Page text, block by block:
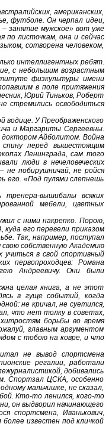
американских,
футболе. Он черпал идеи,
занятие мужское» вот уже
по листочкам, она и сейчас
сотворена человеком,
интеллигентных ребят.
с небольшим возрастным
физкультуры имени
в поле притяжения
Юрий Тиньков, Роберт
стремились освободиться
водице. У Преображенского
и Маргариты Сергеевны.
доктором Айболитом. Война
спину перед вышестоящим
Ленинграда, сам того
люди в нечеловеческих
не побирушничай, не ройся
его. «Под пулями слепнешь
вышибалы всяких
мебели, цветных
с ними накрепко. Порою,
куда его перевели приказом
Так, например, поступал
свою собственную Академию
в свой спортивный
первопроходцев: Романа
Андреевичу. Они были
целая книга, а не этот
в гуще событий, когда
не кричал, не суетился,
что нет толку в советах,
борьбы во время
главным аргументом
с тобою на ковре, и что
не вывод спортсмена
регалии, работали
добивались
Спортзал ЦСКА, особенно
мальчишке, не сказал,
Кто-то ленился, кого-то
он выдворил начинающего
спортсмена, Иванькович,
известен под кличкой